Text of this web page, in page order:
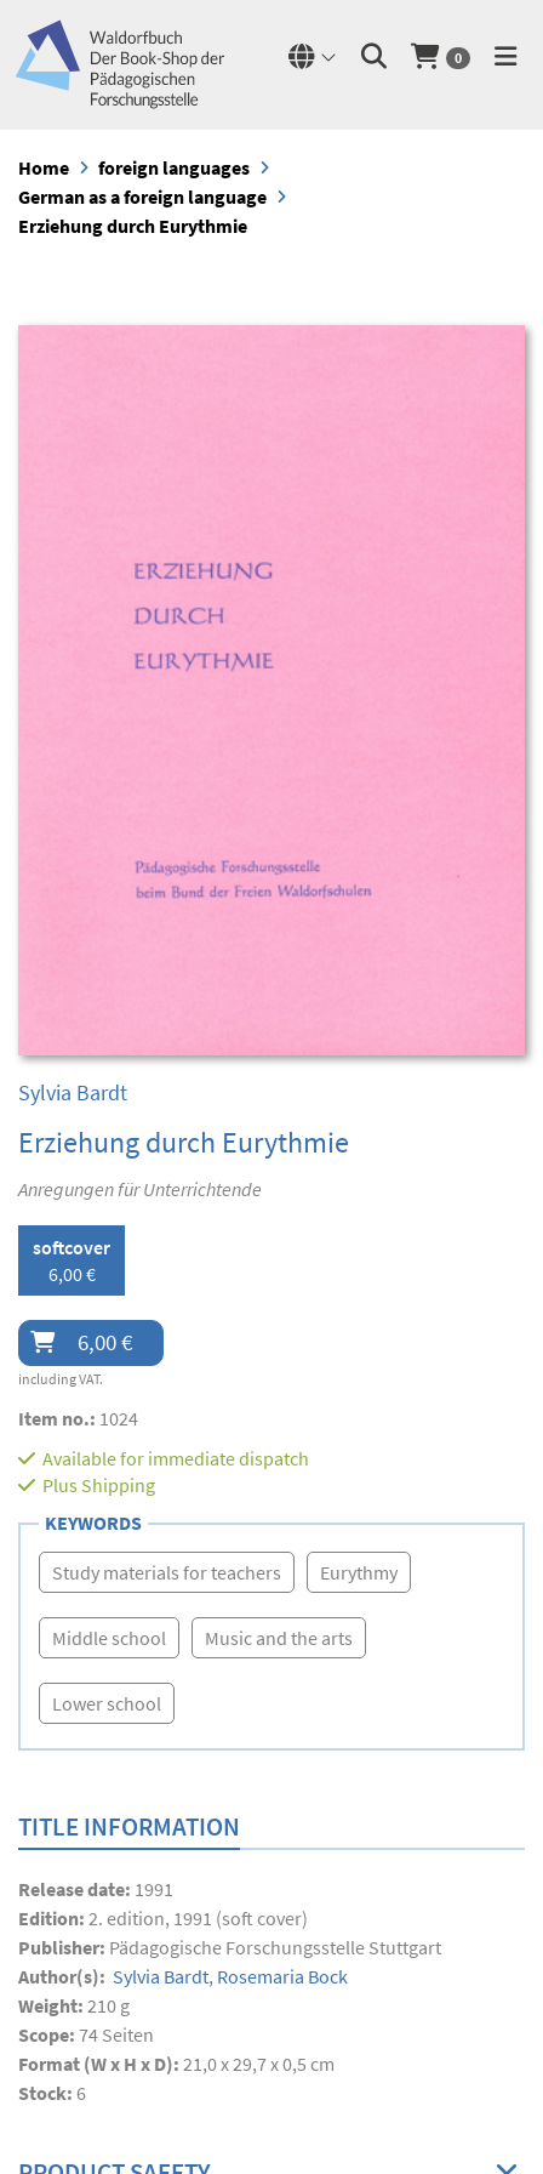
0
Home
foreign languages
German as a foreign language
Erziehung durch Eurythmie
Sylvia Bardt
Erziehung durch Eurythmie
Anregungen für Unterrichtende
softcover
6,00 €
6,00 €
including VAT.
Item no.: 1024
Available for immediate dispatch
Plus Shipping
KEYWORDS
Study materials for teachers Eurythmy
Middle school Music and the arts
Lower school
TITLE INFORMATION
Release date: 1991
Edition: 2. edition, 1991 (soft cover)
Publisher: Pädagogische Forschungsstelle Stuttgart
Author(s): Sylvia Bardt, Rosemaria Bock
Weight: 210 g
Scope: 74 Seiten
Format (W x H x D): 21,0 x 29,7 x 0,5 cm
Stock: 6